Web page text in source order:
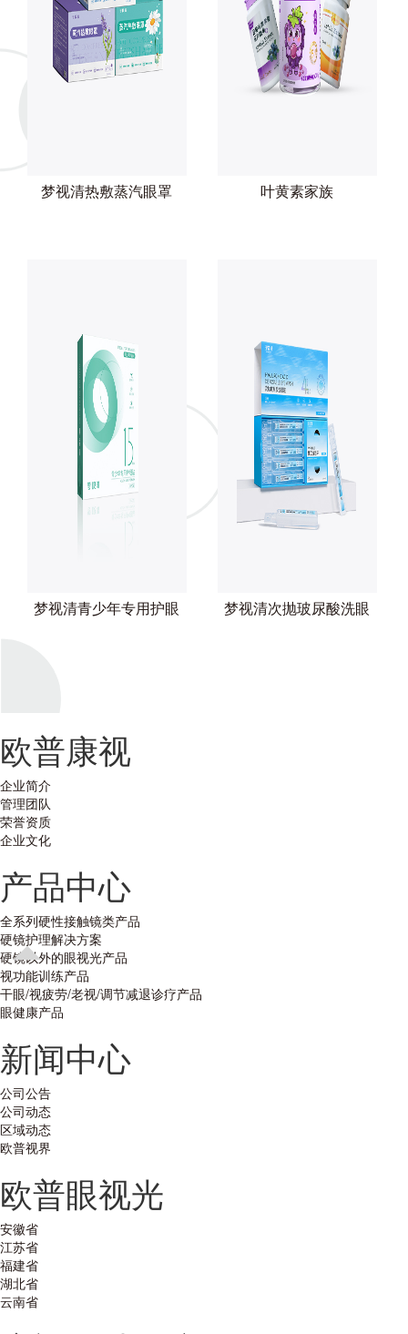
梦视清热敷蒸汽眼罩 叶黄素家族
梦视清青少年专用护眼
梦视清次抛玻尿酸洗眼
欧普康视
企业简介
管理团队
荣誉资质
企业文化
产品中心
全系列硬性接触镜类产品
硬镜护理解决方案
硬镜以外的眼视光产品
视功能训练产品
干眼/视疲劳/老视/调节减退诊疗产品
眼健康产品
新闻中心
公司公告
公司动态
区域动态
欧普视界
欧普眼视光
安徽省
江苏省
福建省
湖北省
云南省